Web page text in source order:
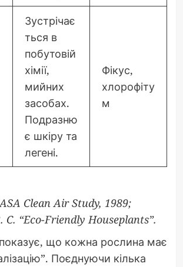
Зустрічає
ться в
побутовій
хімії,
мийних
засобах.
Подразню
є шкіру та
легені.
Фікус,
хлорофіту
м
Clean Air Study, 1989;
“Eco-Friendly Houseplants”.
що кожна рослина має
Поєднуючи кілька